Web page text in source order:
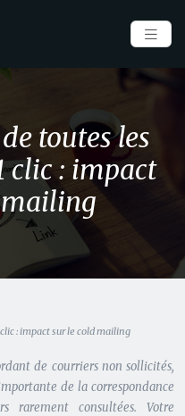
toutes les
clic : impact
: impact sur le cold mailing
de courriers non sollicités,
de la correspondance
rarement consultées. Votre